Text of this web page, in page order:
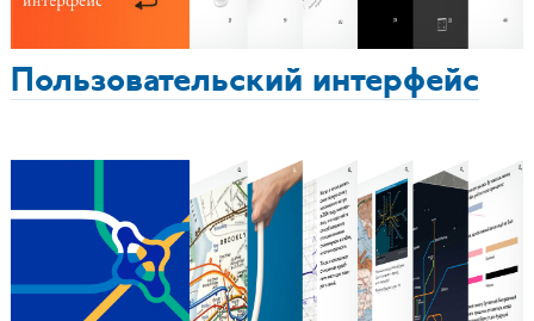
Пользовательский интерфейс